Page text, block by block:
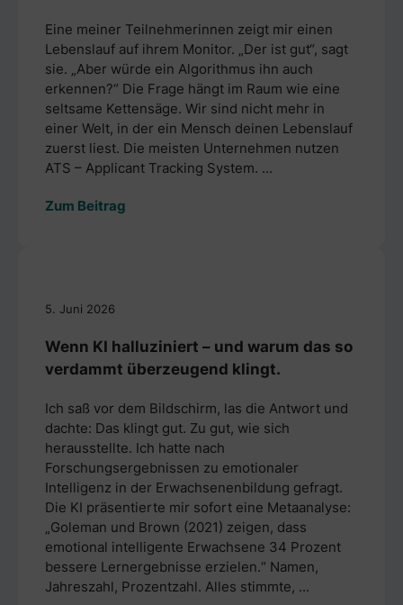
Eine meiner Teilnehmerinnen zeigt mir einen
Lebenslauf auf ihrem Monitor. „Der ist gut“, sagt
sie. „Aber würde ein Algorithmus ihn auch
erkennen?“ Die Frage hängt im Raum wie eine
seltsame Kettensäge. Wir sind nicht mehr in
einer Welt, in der ein Mensch deinen Lebenslauf
zuerst liest. Die meisten Unternehmen nutzen
ATS – Applicant Tracking System. ...
Zum Beitrag
5. Juni 2026
Wenn KI halluziniert – und warum das so
verdammt überzeugend klingt.
Ich saß vor dem Bildschirm, las die Antwort und
dachte: Das klingt gut. Zu gut, wie sich
herausstellte. Ich hatte nach
Forschungsergebnissen zu emotionaler
Intelligenz in der Erwachsenenbildung gefragt.
Die KI präsentierte mir sofort eine Metaanalyse:
„Goleman und Brown (2021) zeigen, dass
emotional intelligente Erwachsene 34 Prozent
bessere Lernergebnisse erzielen.“ Namen,
Jahreszahl, Prozentzahl. Alles stimmte, ...